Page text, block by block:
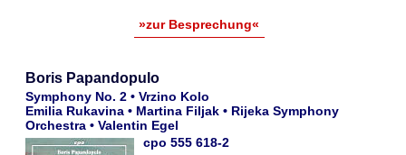
»zur Besprechung«
Boris Papandopulo
Symphony No. 2 • Vrzino Kolo
Emilia Rukavina • Martina Filjak • Rijeka Symphony
Orchestra • Valentin Egel
cpo 555 618-2